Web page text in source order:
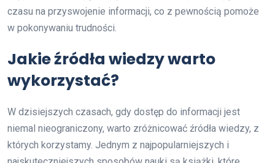
czasu na przyswojenie informacji, co z pewnością pomoże
w pokonywaniu trudności.
Jakie źródła wiedzy warto
wykorzystać?
W dzisiejszych czasach, gdy dostęp do informacji jest
niemal nieograniczony, warto zróżnicować źródła wiedzy, z
których korzystamy. Jednym z najpopularniejszych i